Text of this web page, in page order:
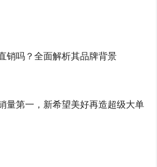
销吗？全面解析其品牌背景
量第一，新希望美好再造超级大单